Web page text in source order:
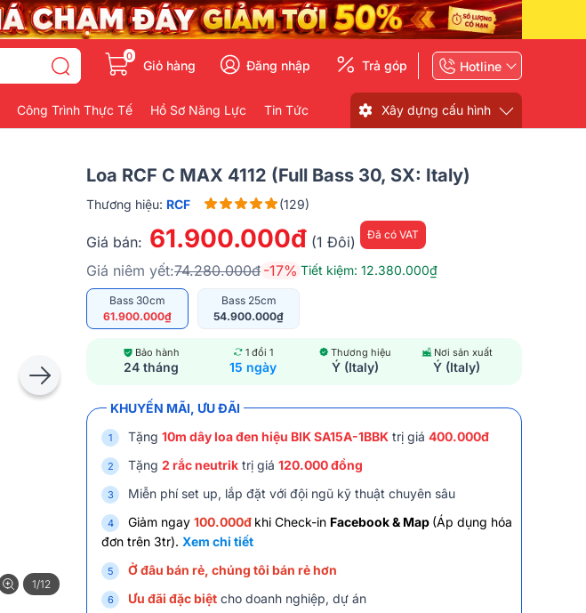
0
Giỏ hàng Đăng nhập Trả góp Hotline
Công Trình Thực Tế Hồ Sơ Năng Lực Tin Tức Xây dựng cấu hình
1/12
Loa RCF C MAX 4112 (full Bass 30, SX: Italy)
Thương hiệu: RCF (129)
Giá bán: 61.900.000đ (1 Đôi) Đã có VAT
Giá niêm yết:74.280.000đ -17% Tiết kiệm: 12.380.000₫
Bass 30cm
61.900.000₫
Bass 25cm
54.900.000₫
Bảo hành
24 tháng
1 đổi 1
15 ngày
Thương hiệu
Ý (Italy)
Nơi sản xuất
Ý (Italy)
KHUYẾN MÃI, ƯU ĐÃI
Tặng 10m dây loa đen hiệu BIK SA15A-1BBK trị giá 400.000đ
Tặng 2 rắc neutrik trị giá 120.000 đồng
Miễn phí set up, lắp đặt với đội ngũ kỹ thuật chuyên sâu
Giảm ngay 100.000đ khi Check-in Facebook & Map (Áp dụng hóa
đơn trên 3tr). Xem chi tiết
Ở đâu bán rẻ, chúng tôi bán rẻ hơn
Ưu đãi đặc biệt cho doanh nghiệp, dự án